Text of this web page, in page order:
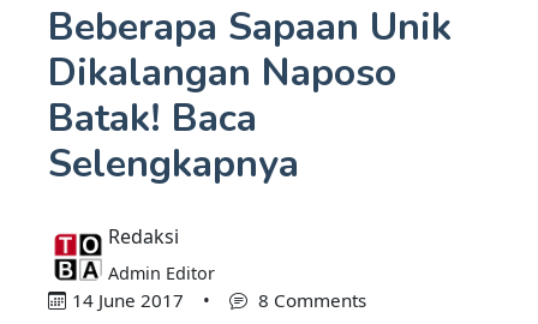
Beberapa Sapaan Unik
Dikalangan Naposo
Batak! Baca
Selengkapnya
Redaksi
Admin Editor
14 June 2017 • 8 Comments